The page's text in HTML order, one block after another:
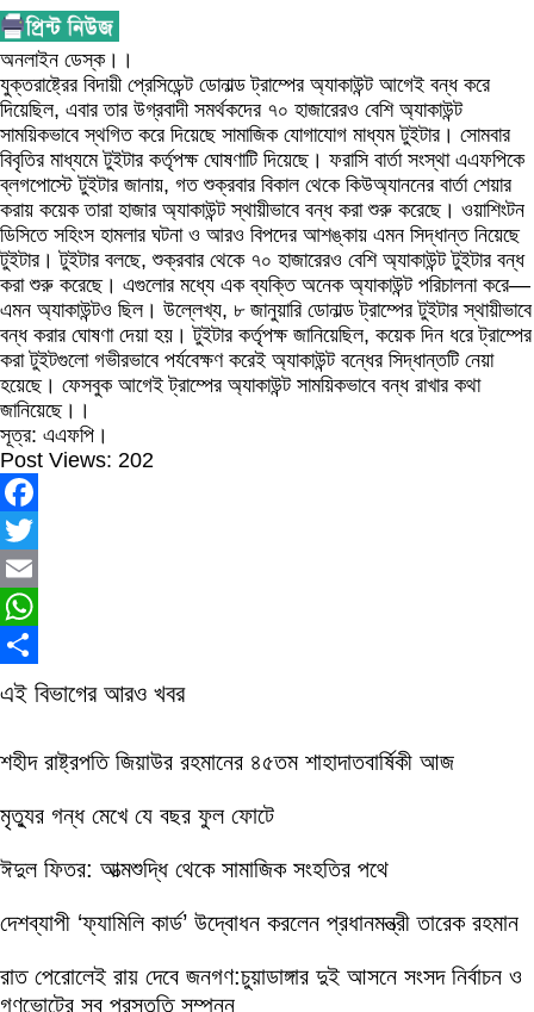
অনলাইন ডেস্ক।।
যুক্তরাষ্ট্রের বিদায়ী প্রেসিডেন্ট ডোনাল্ড ট্রাম্পের অ্যাকাউন্ট আগেই বন্ধ করে
দিয়েছিল, এবার তার উগ্রবাদী সমর্থকদের ৭০ হাজারেরও বেশি অ্যাকাউন্ট
সাময়িকভাবে স্থগিত করে দিয়েছে সামাজিক যোগাযোগ মাধ্যম টুইটার। সোমবার
বিবৃতির মাধ্যমে টুইটার কর্তৃপক্ষ ঘোষণাটি দিয়েছে। ফরাসি বার্তা সংস্থা এএফপিকে
ব্লগপোস্টে টুইটার জানায়, গত শুক্রবার বিকাল থেকে কিউঅ্যাননের বার্তা শেয়ার
করায় কয়েক তারা হাজার অ্যাকাউন্ট স্থায়ীভাবে বন্ধ করা শুরু করেছে। ওয়াশিংটন
ডিসিতে সহিংস হামলার ঘটনা ও আরও বিপদের আশঙ্কায় এমন সিদ্ধান্ত নিয়েছে
টুইটার। টুইটার বলছে, শুক্রবার থেকে ৭০ হাজারেরও বেশি অ্যাকাউন্ট টুইটার বন্ধ
করা শুরু করেছে। এগুলোর মধ্যে এক ব্যক্তি অনেক অ্যাকাউন্ট পরিচালনা করে—
এমন অ্যাকাউন্টও ছিল। উল্লেখ্য, ৮ জানুয়ারি ডোনাল্ড ট্রাম্পের টুইটার স্থায়ীভাবে
বন্ধ করার ঘোষণা দেয়া হয়। টুইটার কর্তৃপক্ষ জানিয়েছিল, কয়েক দিন ধরে ট্রাম্পের
করা টুইটগুলো গভীরভাবে পর্যবেক্ষণ করেই অ্যাকাউন্ট বন্ধের সিদ্ধান্তটি নেয়া
হয়েছে। ফেসবুক আগেই ট্রাম্পের অ্যাকাউন্ট সাময়িকভাবে বন্ধ রাখার কথা
জানিয়েছে।।
সূত্র: এএফপি।
Post Views: 202
Facebook
Twitter
Email
WhatsApp
Share
এই বিভাগের আরও খবর
শহীদ রাষ্ট্রপতি জিয়াউর রহমানের ৪৫তম শাহাদাতবার্ষিকী আজ
মৃত্যুর গন্ধ মেখে যে বছর ফুল ফোটে
ঈদুল ফিতর: আত্মশুদ্ধি থেকে সামাজিক সংহতির পথে
দেশব্যাপী ‘ফ্যামিলি কার্ড’ উদ্বোধন করলেন প্রধানমন্ত্রী তারেক রহমান
রাত পেরোলেই রায় দেবে জনগণ:চুয়াডাঙ্গার দুই আসনে সংসদ নির্বাচন ও
গণভোটের সব প্রস্তুতি সম্পন্ন